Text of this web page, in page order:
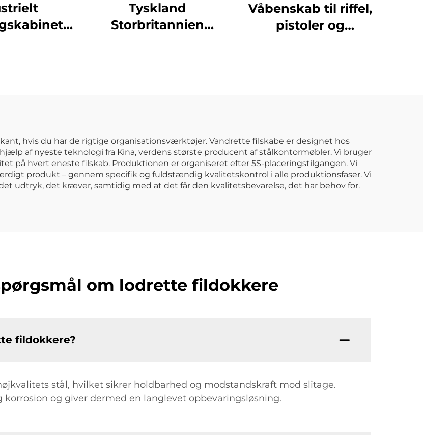
Tyskland
Storbritannien
Metal opbevaring
værktøjskasse
Våbenskab til riffel,
pistoler og
hvis du har de rigtige organisationsværktøjer. Vandrette filskabe er designet hos
af nyeste teknologi fra Kina, verdens største producent af stålkontormøbler. Vi bruger
på hvert eneste filskab. Produktionen er organiseret efter 5S-placeringstilgangen. Vi
produkt – gennem specifik og fuldstændig kvalitetskontrol i alle produktionsfaser. Vi
udtryk, det kræver, samtidig med at det får den kvalitetsbevarelse, det har behov for.
om lodrette fildokkere
fildokkere?
stål, hvilket sikrer holdbarhed og modstandskraft mod slitage.
og giver dermed en langlevet opbevaringsløsning.